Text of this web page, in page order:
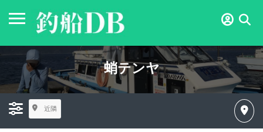
蛸テンヤ
近隣